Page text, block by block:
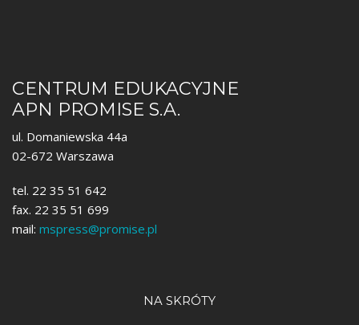
CENTRUM EDUKACYJNE
APN PROMISE S.A.
ul. Domaniewska 44a
02-672 Warszawa
tel. 22 35 51 642
fax. 22 35 51 699
mail: mspress@promise.pl
NA SKRÓTY